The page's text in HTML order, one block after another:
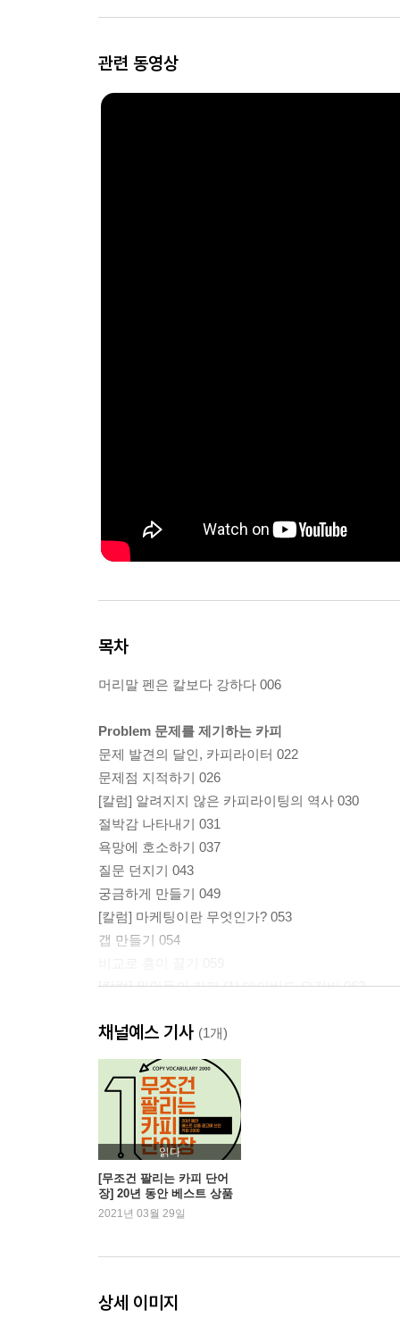
관련 동영상
목차
머리말 펜은 칼보다 강하다 006
Problem 문제를 제기하는 카피
문제 발견의 달인, 카피라이터 022
문제점 지적하기 026
[칼럼] 알려지지 않은 카피라이팅의 역사 030
절박감 나타내기 031
욕망에 호소하기 037
질문 던지기 043
궁금하게 만들기 049
[칼럼] 마케팅이란 무엇인가? 053
갭 만들기 054
[칼럼] 위인들의 카피 (1) 데이비드 오길비 063
Affinity 공감하는 카피
카피만으로 친근한 느낌을 주는 8가지 방법 068
스토리 담기 073
[칼럼] 글이 써지지 않는 이유는 뭘까? 077
읽는 사람의 감정에 공감하기 078
권유하기 084
동질감 높이기 089
오감을 자극하기 092
Solution 해결책을 제시하는 카피
채널예스 기사 (1개)
읽다
[무조건 팔리는 카피 단어
장] 20년 동안 베스트 상품
광고에 쓰인 카피
2021년 03월 29일
상세 이미지